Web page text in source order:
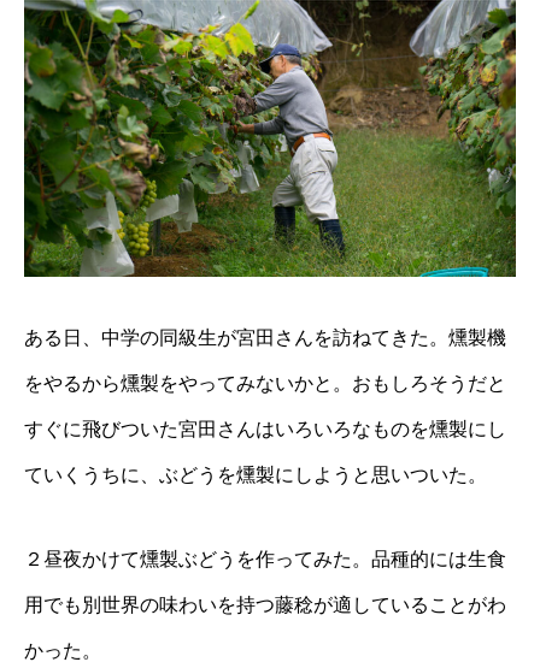
ある日、中学の同級生が宮田さんを訪ねてきた。燻製機
をやるから燻製をやってみないかと。おもしろそうだと
すぐに飛びついた宮田さんはいろいろなものを燻製にし
ていくうちに、ぶどうを燻製にしようと思いついた。
２昼夜かけて燻製ぶどうを作ってみた。品種的には生食
用でも別世界の味わいを持つ藤稔が適していることがわ
かった。